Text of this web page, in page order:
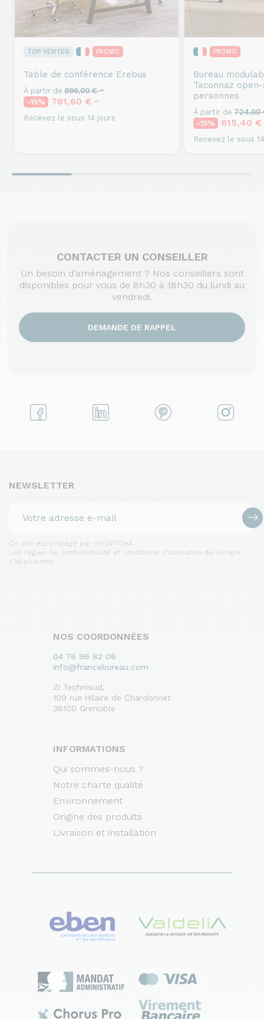
TOP VENTES PROMO
Table de conférence Erebus
À partir de 896,00 €HT
-15% 761,60 € HT
Recevez le sous 14 jours
PROMO
Bureau
Taconnaz
personnes
À partir de
-15%
615,40
Recevez le sous
CONTACTER UN CONSEILLER
Un besoin d'aménagement ? Nos conseillers sont
disponibles pour vous de 8h30 à 18h30 du lundi au
vendredi.
DEMANDE DE RAPPEL
NEWSLETTER
Ce site est protégé par reCAPTCHA.
Les règles de confidentialité et conditions d'utilisation de Google
s'appliquent.
NOS COORDONNÉES
04 76 96 82 06
info@francebureau.com
ZI Technisud,
109 rue Hilaire de Chardonnet
38100 Grenoble
INFORMATIONS
Qui sommes-nous ?
Notre charte qualité
Environnement
Origine des produits
Livraison et installation